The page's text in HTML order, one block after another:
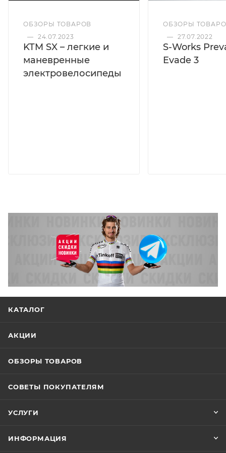
ОБЗОРЫ ТОВАРОВ
— 24.07.2023
KTM SX – легкие и
маневренные
электровелосипеды
ОБЗОРЫ
— 27.07.2022
S-Works
Evade 3
КАТАЛОГ
АКЦИИ
ОБЗОРЫ ТОВАРОВ
СОВЕТЫ ПОКУПАТЕЛЯМ
УСЛУГИ
ИНФОРМАЦИЯ